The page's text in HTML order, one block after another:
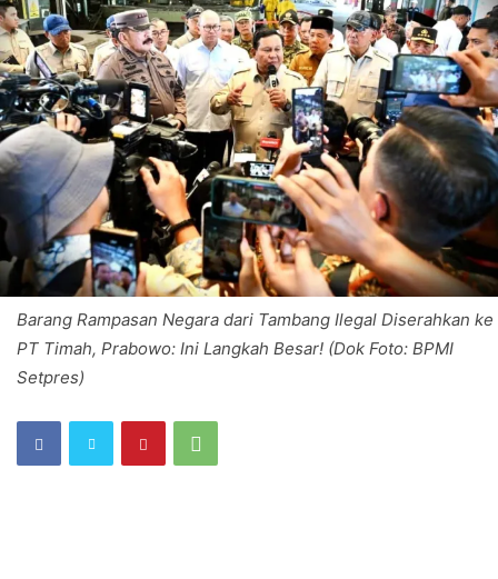
Barang Rampasan Negara dari Tambang Ilegal Diserahkan ke
PT Timah, Prabowo: Ini Langkah Besar! (Dok Foto: BPMI
Setpres)